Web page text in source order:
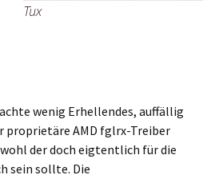
Tux
wenig Erhellendes, auffällig
proprietäre AMD fglrx-Treiber
der doch eigtentlich für die
sein sollte. Die